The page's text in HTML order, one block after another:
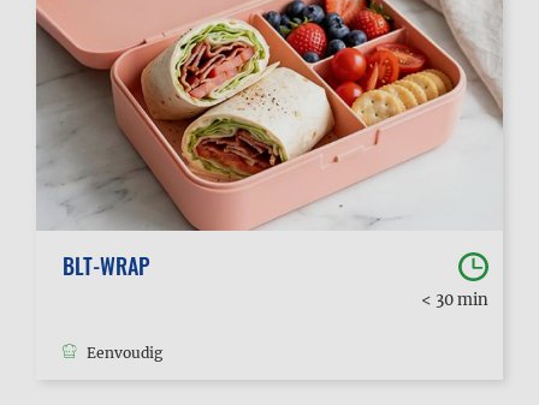
BLT-WRAP
< 30 min
Eenvoudig